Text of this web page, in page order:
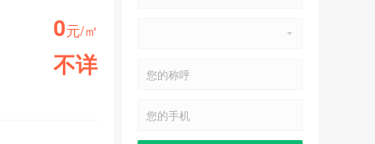
0元/㎡
不详